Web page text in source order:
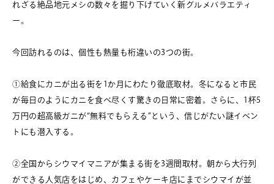
れざる絶品地元メシの数々を掘り下げていく新グルメバラエティ
ー。
今回訪れるのは、個性も熱量も桁違いの3つの街。
①給食にカニが出る街を1か月にわたり徹底取材。冬になると市民
が毎日のようにカニを食べ尽くす驚きの日常に密着。さらに、1杯5
万円の超高級ガニが“無料でもらえる”という、信じがたい謎イベン
トにも潜入する。
②全国からシウマイマニアが集まる街を3週間取材。朝から大行列
ができる人気店をはじめ、カフェやケーキ店にまでシウマイが並